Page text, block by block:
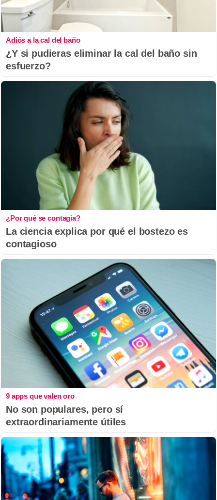
Adiós a la cal del baño
¿Y si pudieras eliminar la cal del baño sin
esfuerzo?
¿Por qué se contagia?
La ciencia explica por qué el bostezo es
contagioso
9 apps que valen oro
No son populares, pero sí
extraordinariamente útiles